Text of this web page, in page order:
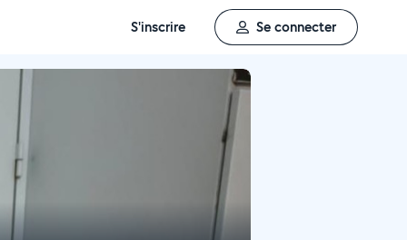
S'inscrire Se connecter